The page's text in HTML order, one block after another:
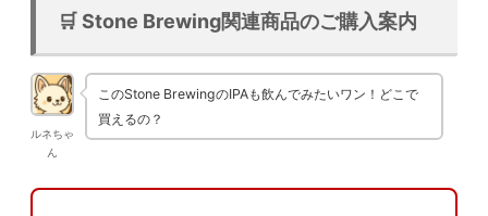
🛒 Stone Brewing関連商品のご購入案内
ルネちゃ
ん
このStone BrewingのIPAも飲んでみたいワン！どこで
買えるの？